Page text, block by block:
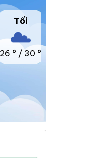
Tối
26 ° / 30 °